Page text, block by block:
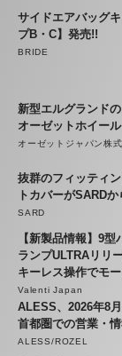
サイドエアバッグ
プB・C】発売!!
BRIDE
新型エルグランド
オーゼットホイール
オーゼットジャパン株
抜群のフィッティ
トカバーがSARDか
SARD
【新製品情報】9
ランプULTRAリリ
キーレス操作でモ
Valenti Japan
ALESS、2026年8
首都圏での営業・
ALESS/ROZEL